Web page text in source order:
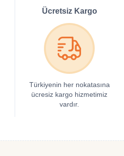
Ücretsiz Kargo
Türkiyenin her nokatasına
ücresiz kargo hizmetimiz
vardır.